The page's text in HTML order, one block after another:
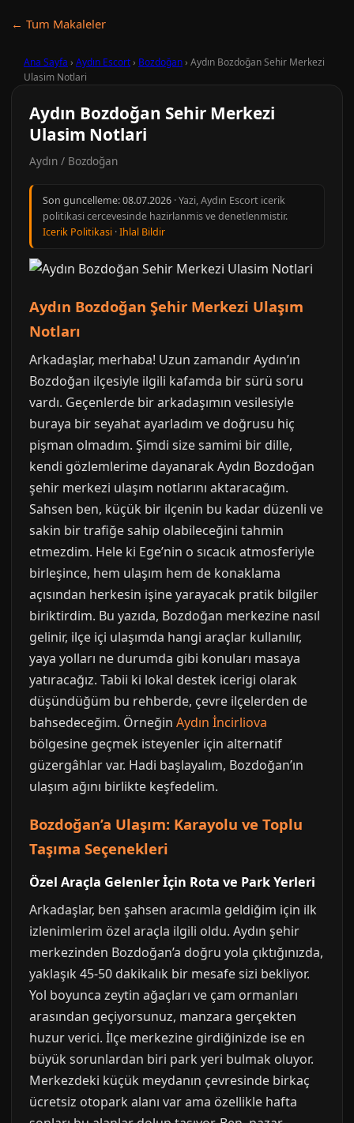
← Tum Makaleler
Ana Sayfa › Aydın Escort› Bozdoğan› Aydın Bozdoğan Sehir Merkezi
Ulasim Notlari
Aydın Bozdoğan Sehir Merkezi
Ulasim Notlari
Aydın / Bozdoğan
Son guncelleme:08.07.2026 · Yazi, Aydın Escort icerik
politikasi cercevesinde hazirlanmis ve denetlenmistir.
Icerik Politikasi ·Ihlal Bildir
Aydın Bozdoğan Şehir Merkezi Ulaşım
Notları
Arkadaşlar, merhaba! Uzun zamandır Aydın’ın
Bozdoğan ilçesiyle ilgili kafamda bir sürü soru
vardı. Geçenlerde bir arkadaşımın vesilesiyle
buraya bir seyahat ayarladım ve doğrusu hiç
pişman olmadım. Şimdi size samimi bir dille,
kendi gözlemlerime dayanarak Aydın Bozdoğan
şehir merkezi ulaşım notlarını aktaracağım.
Sahsen ben, küçük bir ilçenin bu kadar düzenli ve
sakin bir trafiğe sahip olabileceğini tahmin
etmezdim. Hele ki Ege’nin o sıcacık atmosferiyle
birleşince, hem ulaşım hem de konaklama
açısından herkesin işine yarayacak pratik bilgiler
biriktirdim. Bu yazıda, Bozdoğan merkezine nasıl
gelinir, ilçe içi ulaşımda hangi araçlar kullanılır,
yaya yolları ne durumda gibi konuları masaya
yatıracağız. Tabii ki lokal destek icerigi olarak
düşündüğüm bu rehberde, çevre ilçelerden de
bahsedeceğim. Örneğin Aydın İncirliova
bölgesine geçmek isteyenler için alternatif
güzergâhlar var. Hadi başlayalım, Bozdoğan’ın
ulaşım ağını birlikte keşfedelim.
Bozdoğan’a Ulaşım: Karayolu ve Toplu
Taşıma Seçenekleri
Özel Araçla Gelenler İçin Rota ve Park Yerleri
Arkadaşlar, ben şahsen aracımla geldiğim için ilk
izlenimlerim özel araçla ilgili oldu. Aydın şehir
merkezinden Bozdoğan’a doğru yola çıktığınızda,
yaklaşık 45-50 dakikalık bir mesafe sizi bekliyor.
Yol boyunca zeytin ağaçları ve çam ormanları
arasından geçiyorsunuz, manzara gerçekten
huzur verici. İlçe merkezine girdiğinizde ise en
büyük sorunlardan biri park yeri bulmak oluyor.
Merkezdeki küçük meydanın çevresinde birkaç
ücretsiz otopark alanı var ama özellikle hafta